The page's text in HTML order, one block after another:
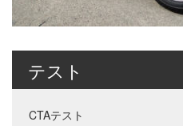
テスト
CTAテスト